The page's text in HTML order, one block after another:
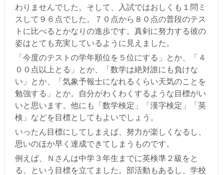
わりませんでした。そして、入試ではおしくも１問ミ
スして９６点でした。７０点から８０点の普段のテス
トに比べるとかなりの進歩です。真剣に努力する彼の
姿はとても充実しているように見えました。
「今度のテストの学年順位を５位にする」とか、「４
００点以上とる」とか、「数学は絶対誰にも負けな
い」とか、「気象予報士になれるくらい天気のことを
勉強する」とか。自分がわくわくするような目標がい
いと思います。他にも「数学検定」「漢字検定」「英
検」などを目標としてもよいでしょう。
いったん目標にしてしまえば、努力が楽しくなるし、
思いのほか早く達成できてしまうものです。
例えば、Ｎさんは中学３年生までに英検準２級をと
る、という目標を立てました。部活動もあるし、学校